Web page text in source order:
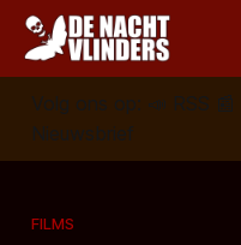
Volg ons op: 📣 RSS 📰
Nieuwsbrief
FILMS